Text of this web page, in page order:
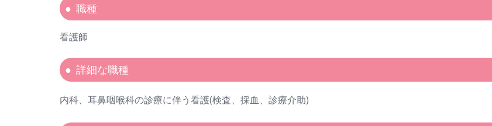
職種
看護師
詳細な職種
内科、耳鼻咽喉科の診療に伴う看護(検査、採血、診療介助)